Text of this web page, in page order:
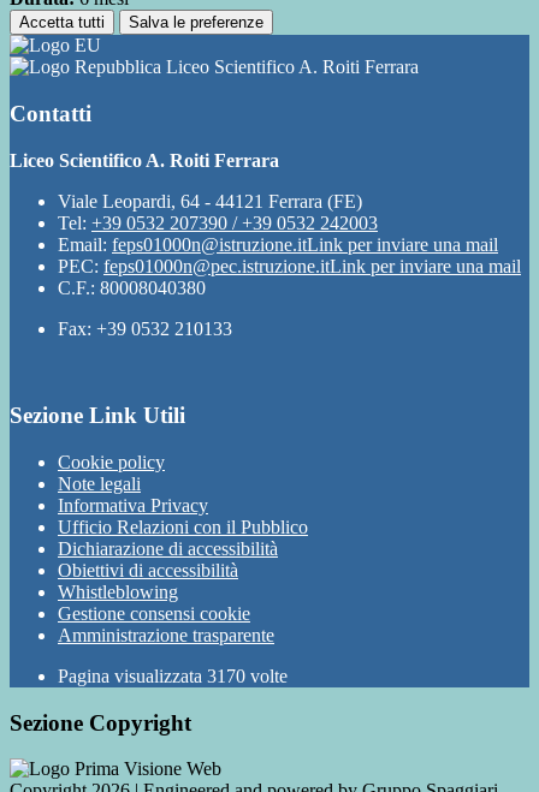
Accetta tutti Salva le preferenze
Liceo Scientifico A. Roiti Ferrara
Contatti
Liceo Scientifico A. Roiti Ferrara
Viale Leopardi, 64 - 44121 Ferrara (FE)
Tel: +39 0532 207390 / +39 0532 242003
Email: feps01000n@istruzione.itLink per inviare una mail
PEC: feps01000n@pec.istruzione.itLink per inviare una mail
C.F.: 80008040380
Fax: +39 0532 210133
Sezione Link Utili
Cookie policy
Note legali
Informativa Privacy
Ufficio Relazioni con il Pubblico
Dichiarazione di accessibilità
Obiettivi di accessibilità
Whistleblowing
Gestione consensi cookie
Amministrazione trasparente
Pagina visualizzata 3170 volte
Sezione Copyright